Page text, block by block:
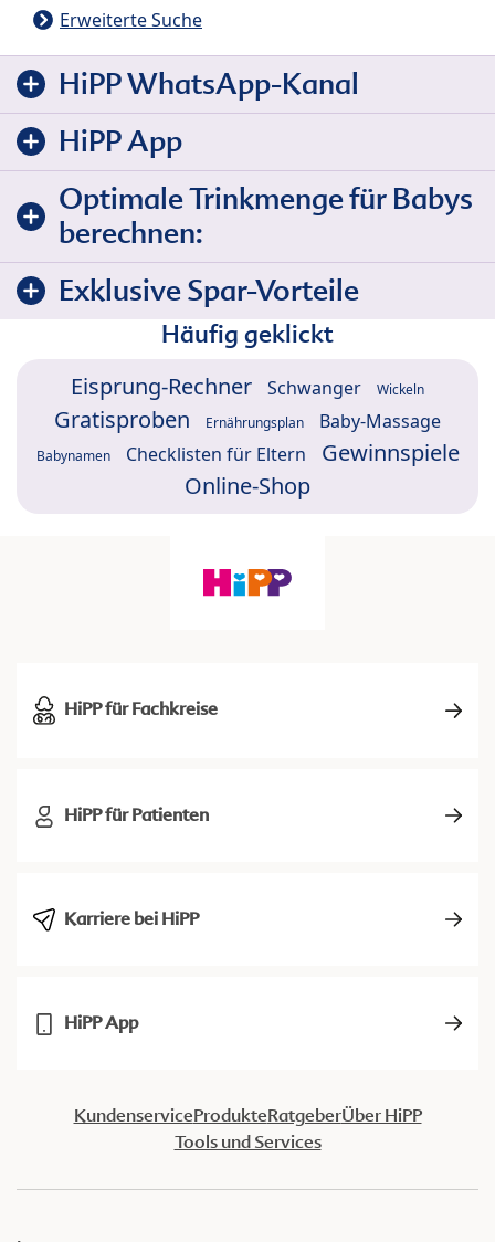
Erweiterte Suche
HiPP WhatsApp-Kanal
HiPP App
Optimale Trinkmenge für Babys
berechnen:
Exklusive Spar-Vorteile
Häufig geklickt
Eisprung-Rechner Schwanger Wickeln
Gratisproben Ernährungsplan Baby-Massage
Babynamen Checklisten für Eltern
Gewinnspiele
Online-Shop
HiPP für Fachkreise
HiPP für Patienten
Karriere bei HiPP
HiPP App
KundenserviceProdukteRatgeberÜber HiPP
Tools und Services